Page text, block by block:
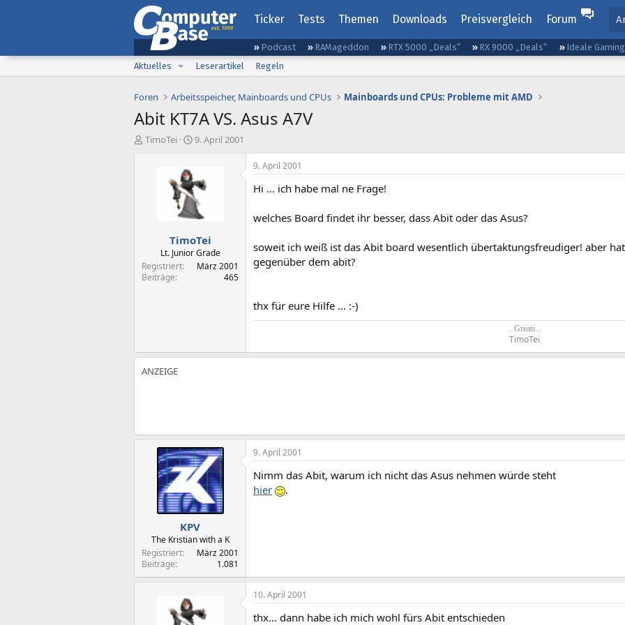
Ticker Tests Themen Downloads Preisvergleich Forum
Podcast RAMageddon RTX 5000 „Deals“ RX 9000 „Deals“ Ideale
Aktuelles
Leserartikel Regeln
Foren Arbeitsspeicher, Mainboards und CPUs Mainboards und CPUs: Probleme mit AMD
Abit KT7A VS. Asus A7V
E
TimoTei
E
e
l
l
a
m
9. April 2001
TimoTei
Lt. Junior Grade
Registriert
März 2001
Beiträge
465
9. April 2001
Hi ... ich habe mal ne Frage!
welches Board findet ihr besser, dass Abit oder das Asus?
soweit ich weiß ist das Abit board wesentlich übertaktungsfreudiger! aber
gegenüber dem abit?
thx für eure Hilfe ... :-)
...Greats...
TimoTei​
KPV
The Kristian with a K
Registriert
März 2001
Beiträge
1.081
9. April 2001
Nimm das Abit, warum ich nicht das Asus nehmen würde steht
hier
.
10. April 2001
thx... dann habe ich mich wohl fürs Abit entschieden